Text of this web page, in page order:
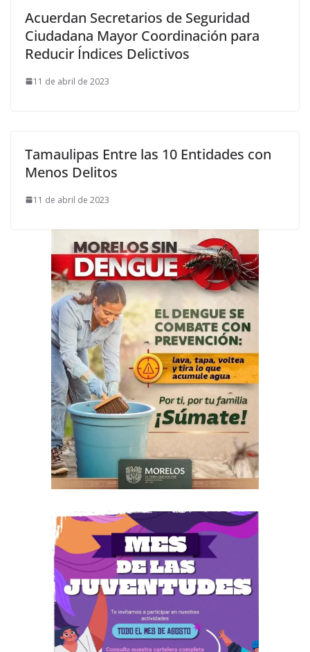
Acuerdan Secretarios de Seguridad
Ciudadana Mayor Coordinación para
Reducir Índices Delictivos
11 de abril de 2023
Tamaulipas Entre las 10 Entidades con
Menos Delitos
11 de abril de 2023